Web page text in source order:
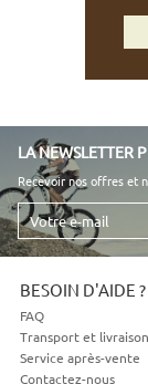
LA NEWSLETTER
Recevoir nos offres et
Votre
e-
mail
BESOIN D'AIDE ?
FAQ
Transport et livraison
Service après-vente
Contactez-nous